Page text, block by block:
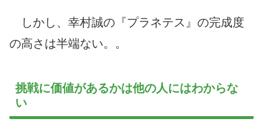
しかし、幸村誠の『プラネテス』の完成度
の高さは半端ない。。
挑戦に価値があるかは他の人にはわからな
い